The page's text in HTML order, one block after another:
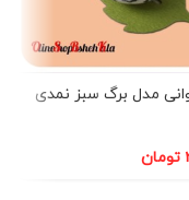
مدل برگ سبز نمدی
تومان